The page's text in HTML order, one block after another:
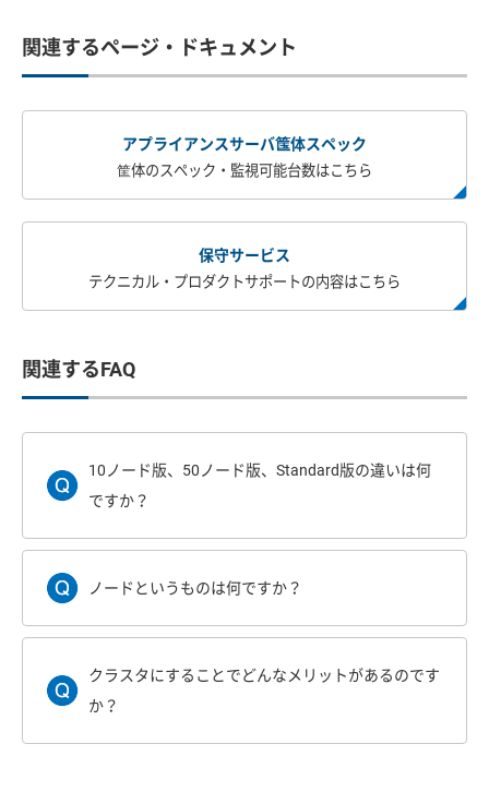
関連するページ・ドキュメント
アプライアンスサーバ筺体スペック
筐体のスペック・監視可能台数はこちら
保守サービス
テクニカル・プロダクトサポートの内容はこちら
関連するFAQ
10ノード版、50ノード版、Standard版の違いは何
ですか？
ノードというものは何ですか？
クラスタにすることでどんなメリットがあるのです
か？